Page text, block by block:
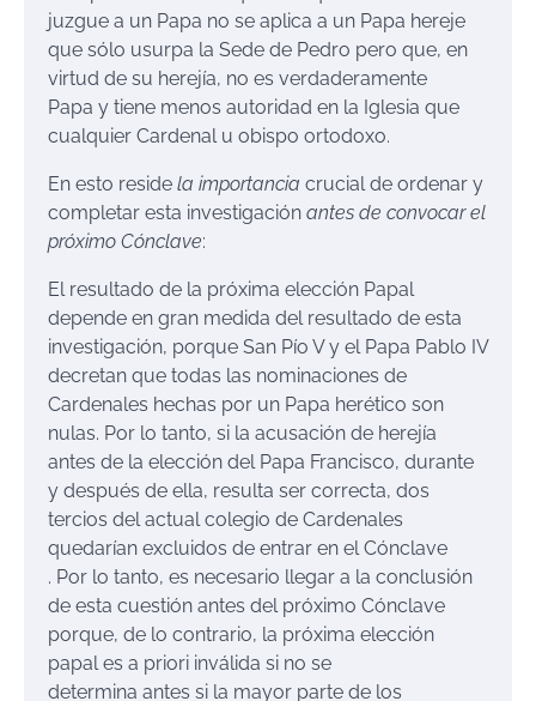
juzgue a un Papa no se aplica a un Papa hereje
que sólo usurpa la Sede de Pedro pero que, en
virtud de su herejía, no es verdaderamente
Papa y tiene menos autoridad en la Iglesia que
cualquier Cardenal u obispo ortodoxo.
En esto reside la importancia crucial de ordenar y
completar esta investigación antes de convocar el
próximo Cónclave:
El resultado de la próxima elección Papal
depende en gran medida del resultado de esta
investigación, porque San Pío V y el Papa Pablo IV
decretan que todas las nominaciones de
Cardenales hechas por un Papa herético son
nulas. Por lo tanto, si la acusación de herejía
antes de la elección del Papa Francisco, durante
y después de ella, resulta ser correcta, dos
tercios del actual colegio de Cardenales
quedarían excluidos de entrar en el Cónclave
. Por lo tanto, es necesario llegar a la conclusión
de esta cuestión antes del próximo Cónclave
porque, de lo contrario, la próxima elección
papal es a priori inválida si no se
determina antes si la mayor parte de los